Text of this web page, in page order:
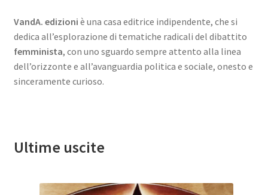
VandA. edizioni è una casa editrice indipendente, che si
dedica all’esplorazione di tematiche radicali del dibattito
femminista, con uno sguardo sempre attento alla linea
dell’orizzonte e all’avanguardia politica e sociale, onesto e
sinceramente curioso.
Ultime uscite